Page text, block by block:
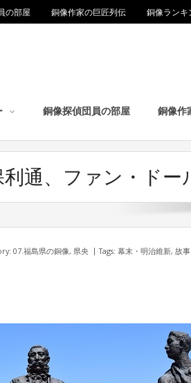
の部屋 銅像作家の巨匠列伝 銅像ランキ
銅像探偵団員の部屋 銅像作
通、ファン・ドー
07.福島県の銅像, 県央 Tags: 幕末・明治維新, 故